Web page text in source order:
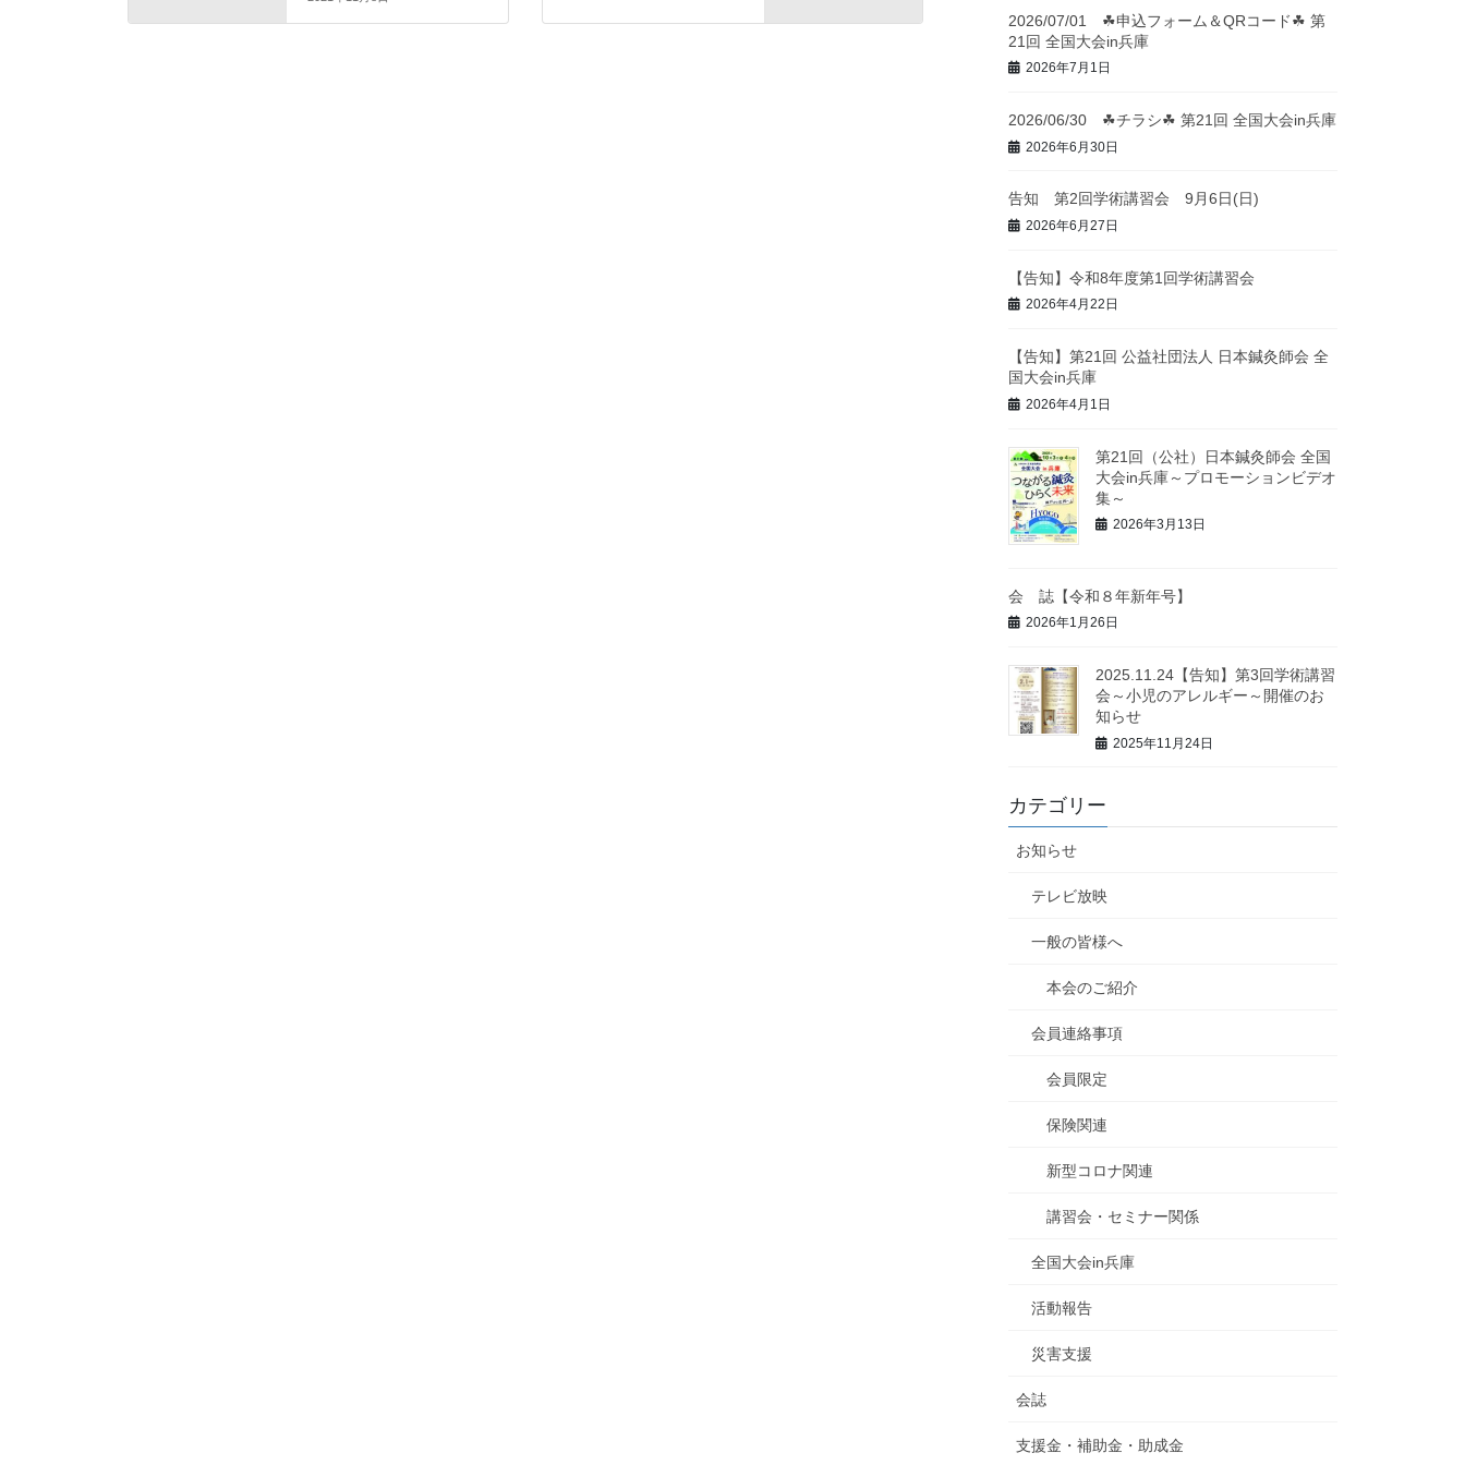
2026/07/01 ☘申込フォーム＆QRコード☘ 第
21回 全国大会in兵庫
2026年7月1日
2026/06/30 ☘チラシ☘ 第21回 全国大会in兵庫
2026年6月30日
告知 第2回学術講習会 9月6日(日)
2026年6月27日
【告知】令和8年度第1回学術講習会
2026年4月22日
【告知】第21回 公益社団法人 日本鍼灸師会 全
国大会in兵庫
2026年4月1日
第21回（公社）日本鍼灸師会 全国
大会in兵庫～プロモーションビデオ
集～
2026年3月13日
会 誌【令和８年新年号】
2026年1月26日
2025.11.24【告知】第3回学術講習
会～小児のアレルギー～開催のお
知らせ
2025年11月24日
カテゴリー
お知らせ
テレビ放映
一般の皆様へ
本会のご紹介
会員連絡事項
会員限定
保険関連
新型コロナ関連
講習会・セミナー関係
全国大会in兵庫
活動報告
災害支援
会誌
支援金・補助金・助成金